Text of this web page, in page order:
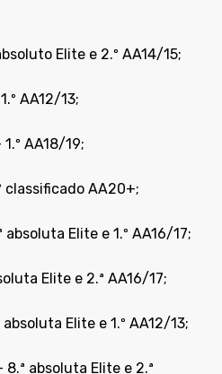
Elite e 2.º AA14/15;
AA12/13;
AA18/19;
classificado AA20+;
Elite e 1.º AA16/17;
Elite e 2.ª AA16/17;
Elite e 1.º AA12/13;
absoluta Elite e 2.ª